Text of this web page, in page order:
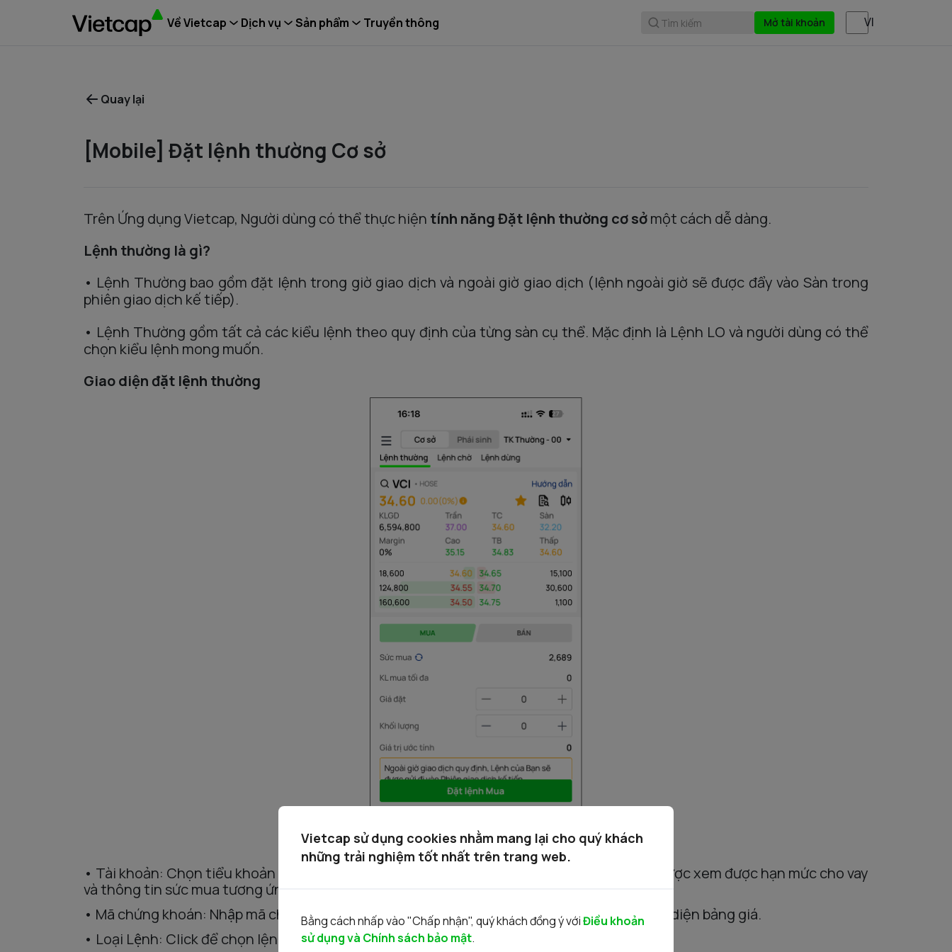
Về Vietcap Dịch vụ Sản phẩm Truyền thông Tìm kiếm Mở tài khoản
Quay lại
[Mobile] Đặt lệnh thường Cơ sở
Trên Ứng dụng Vietcap, Người dùng có thể thực hiện tính năng Đặt lệnh thường cơ sởmột cách dễ dàng.
Lệnh thường là gì?
• Lệnh Thường bao gồm đặt lệnh trong giờ giao dịch và ngoài giờ giao dịch (lệnh ngoài giờ sẽ được đẩy vào Sàn trong
phiên giao dịch kếtiếp).
• Lệnh Thường gồm tất cả các kiểu lệnh theo quy định của từng sàn cụ thể. Mặc định là Lệnh LO và người dùng có thể
chọn kiểu lệnh mong muốn.
Giao diện đặt lệnh thường
• Tài khoản: Chọntiểu khoản
quỹ. Với tiểu khoản ký quỹ, Người dùng sẽ được xem được hạn mức cho vay
và thông tin sức mua tương ứng với Mã chứng khoán đã chọn.
• Mã chứng khoán: Nhậpmã chứng khoánhoặcdouble click vàomãchứngkhoán trên giao diện bảng giá.
• Loại Lệnh: Clickđêchọn lệnh MuahoặclệnhBán.
Vietcap sử dụng cookies nhằm mang lại cho quý khách
những trải nghiệm tốt nhất trên trang web.
Bằng cách nhấp vào "Chấp nhận", quý khách đồng ý vớiĐiều khoản
sử dụng và Chính sách bảo mật.